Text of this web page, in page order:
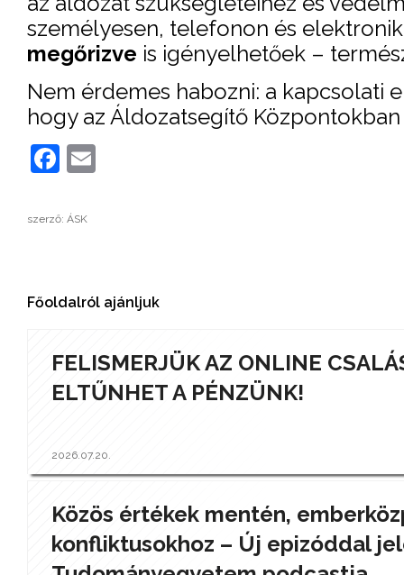
személyesen, telefonon és
megőrizve is igényelhetőek –
Nem érdemes habozni: a kapcsolati
hogy az Áldozatsegítő
Facebook
szerző: ÁSK
Főoldalról ajánljuk
FELISMERJÜK AZ ONLINE
ELTŰNHET A PÉNZÜNK!
2026.07.20.
Közös értékek mentén,
konfliktusokhoz – Új epizóddal